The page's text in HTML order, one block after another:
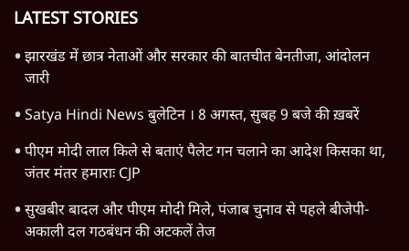
LATEST STORIES
झारखंड में छात्र नेताओं और सरकार की बातचीत बेनतीजा, आंदोलन
जारी
Satya Hindi News बुलेटिन । 8 अगस्त, सुबह 9 बजे की ख़बरें
पीएम मोदी लाल किले से बताएं पैलेट गन चलाने का आदेश किसका था,
जंतर मंतर हमाराः CJP
सुखबीर बादल और पीएम मोदी मिले, पंजाब चुनाव से पहले बीजेपी-
अकाली दल गठबंधन की अटकलें तेज